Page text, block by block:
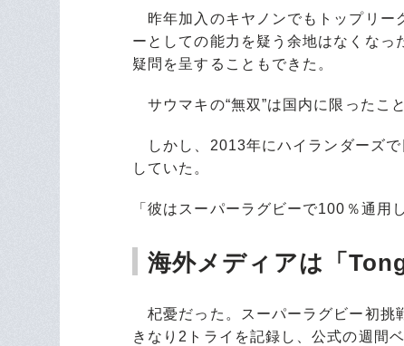
昨年加入のキヤノンでもトップリー
ーとしての能力を疑う余地はなくな
疑問を呈することもできた。
サウマキの“無双”は国内に限ったこ
しかし、2013年にハイランダーズで
していた。
「彼はスーパーラグビーで100％通用
海外メディアは「
杞憂だった。スーパーラグビー初挑
きなり2トライを記録し、公式の週間